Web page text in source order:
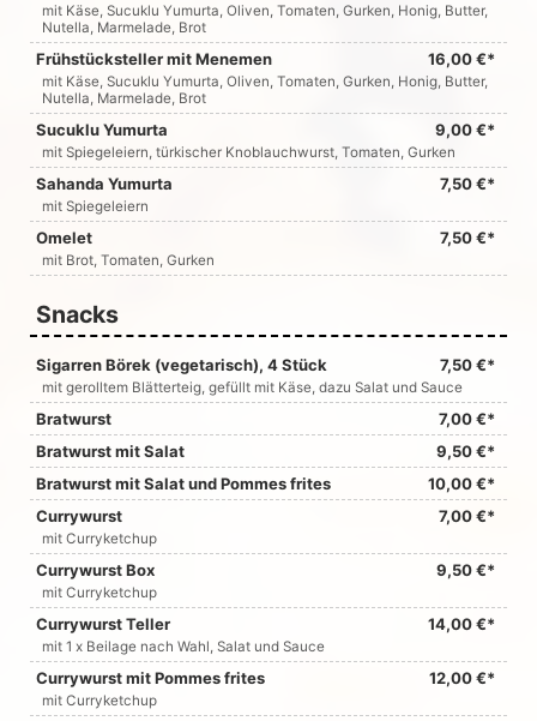
mit Käse, Sucuklu Yumurta, Oliven, Tomaten, Gurken, Honig, Butter,
Nutella, Marmelade, Brot
Frühstücksteller mit Menemen 16,00 €*
mit Käse, Sucuklu Yumurta, Oliven, Tomaten, Gurken, Honig, Butter,
Nutella, Marmelade, Brot
Sucuklu Yumurta 9,00 €*
mit Spiegeleiern, türkischer Knoblauchwurst, Tomaten, Gurken
Sahanda Yumurta 7,50 €*
mit Spiegeleiern
Omelet 7,50 €*
mit Brot, Tomaten, Gurken
Snacks
Sigarren Börek (vegetarisch), 4 Stück 7,50 €*
mit gerolltem Blätterteig, gefüllt mit Käse, dazu Salat und Sauce
Bratwurst
7,00 €*
Bratwurst mit Salat
9,50 €*
Bratwurst mit Salat und Pommes frites
10,00 €*
Currywurst
7,00 €*
mit Curryketchup
Currywurst Box 9,50 €*
mit Curryketchup
Currywurst Teller 14,00 €*
mit 1 x Beilage nach Wahl, Salat und Sauce
Currywurst mit Pommes frites 12,00 €*
mit Curryketchup